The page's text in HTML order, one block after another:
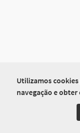
Utilizamos
navegação e